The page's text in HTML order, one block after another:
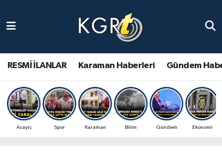
RESMİ İLANLAR Karaman Haberleri Gündem
Asayiş Spor Karaman Bilim Gündem Ekonomi
Gündem Haberleri
Güncel Haberler
Spor Haberleri